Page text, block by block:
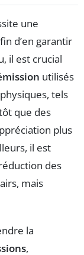
une
d’en garantir
il est crucial
utilisés
tels
que des
plus
il est
des
mais
la
,